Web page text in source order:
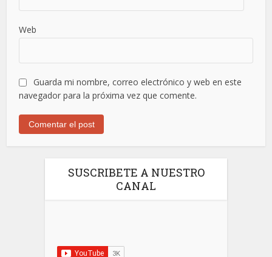
Web
Guarda mi nombre, correo electrónico y web en este
navegador para la próxima vez que comente.
SUSCRIBETE A NUESTRO
CANAL